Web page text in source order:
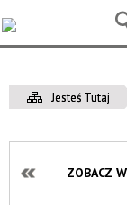
Jesteś Tutaj
ZOBACZ